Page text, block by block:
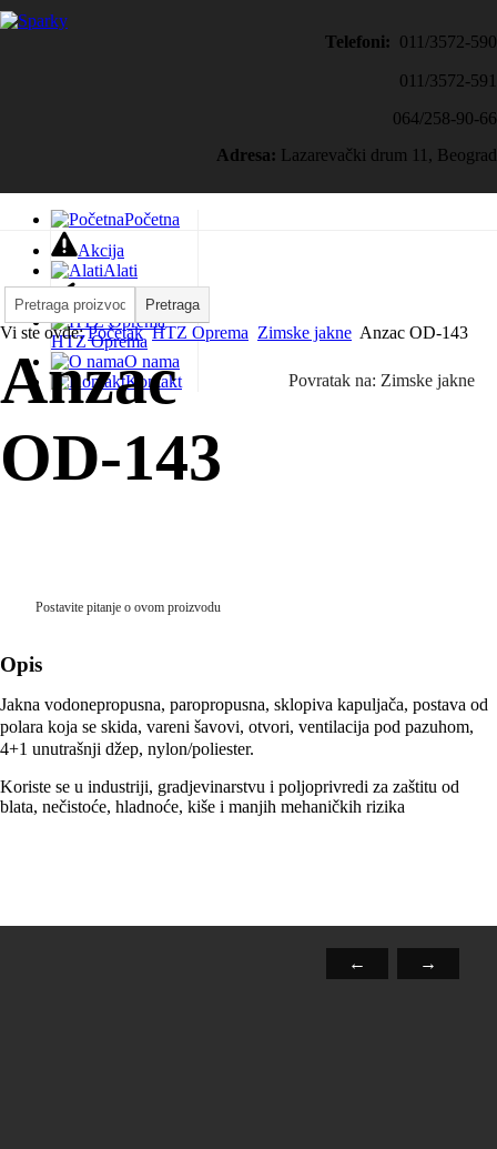
Telefoni: 011/3572-590
011/3572-591
064/258-90-66
Adresa: Lazarevački drum 11, Beograd
Početna
Akcija
Alati
Građevinski alat
HTZ Oprema
O nama
Kontakt
Vi ste ovde:Početak HTZ Oprema Zimske jakne Anzac OD-143
Povratak na: Zimske jakne
Anzac
OD-143
Postavite pitanje o ovom proizvodu
Opis
Jakna vodonepropusna, paropropusna, sklopiva kapuljača, postava od
polara koja se skida, vareni šavovi, otvori, ventilacija pod pazuhom,
4+1 unutrašnji džep, nylon/poliester.
Koriste se u industriji, gradjevinarstvu i poljoprivredi za zaštitu od
blata, nečistoće, hladnoće, kiše i manjih mehaničkih rizika
← →